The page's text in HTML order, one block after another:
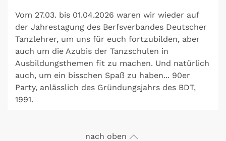
Vom 27.03. bis 01.04.2026 waren wir wieder auf
der Jahrestagung des Berfsverbandes Deutscher
Tanzlehrer, um uns für euch fortzubilden, aber
auch um die Azubis der Tanzschulen in
Ausbildungsthemen fit zu machen. Und natürlich
auch, um ein bisschen Spaß zu haben... 90er
Party, anlässlich des Gründungsjahrs des BDT,
1991.
nach oben